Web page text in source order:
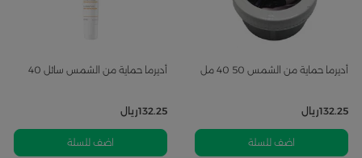
أديرما حماية من الشمس 50 40 مل
132.25ريال
اضف للسلة
أديرما حماية من الشمس سائل 40
132.25ريال
اضف للسلة